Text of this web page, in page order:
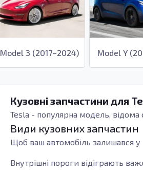
Model 3 (2017–2024) Model Y
Кузовні запчастини для
Tesla - популярна модель, відома
Види кузовних запчастин
Щоб ваш автомобіль залишався у
Внутрішні пороги відіграють